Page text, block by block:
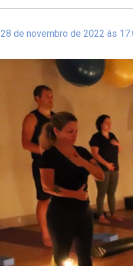
28 de novembro de 2022 às